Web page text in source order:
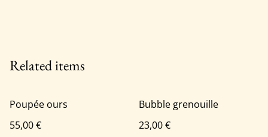
Related items
Poupée ours
55,00 €
Bubble grenouille
23,00 €